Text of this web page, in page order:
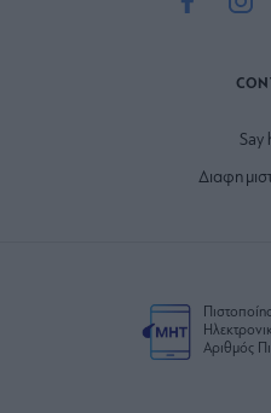
Say
Αριθμός